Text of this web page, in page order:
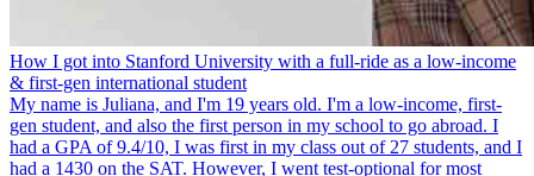
How I got into Stanford University with a full-ride as a low-income
& first-gen international student
My name is Juliana, and I'm 19 years old. I'm a low-income, first-
gen student, and also the first person in my school to go abroad. I
had a GPA of 9.4/10, I was first in my class out of 27 students, and I
had a 1430 on the SAT. However, I went test-optional for most